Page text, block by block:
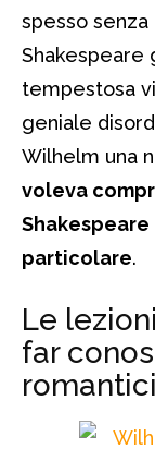
spesso
Shakespeare
tempestosa
geniale
Wilhelm una
voleva
Shakespeare
particolare.
Le
far